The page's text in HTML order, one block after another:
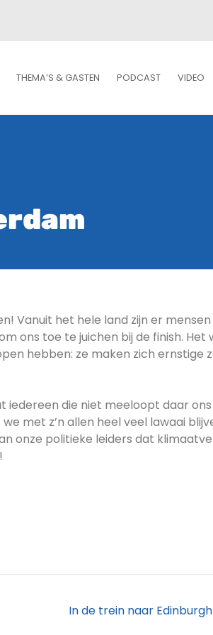
THEMA’S & GASTEN PODCAST VIDEO
Vanuit het hele land zijn er
ons toe te juichen bij de finish. Het
hebben: ze maken zich ernstige
iedereen die niet meeloopt daar
met z’n allen heel veel lawaai
onze politieke leiders dat
In de trein naar